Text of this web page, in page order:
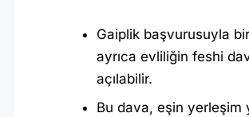
Gaiplik başvurusuyla
ayrıca evliliğin feshi
açılabilir.
Bu dava, eşin yerleşim